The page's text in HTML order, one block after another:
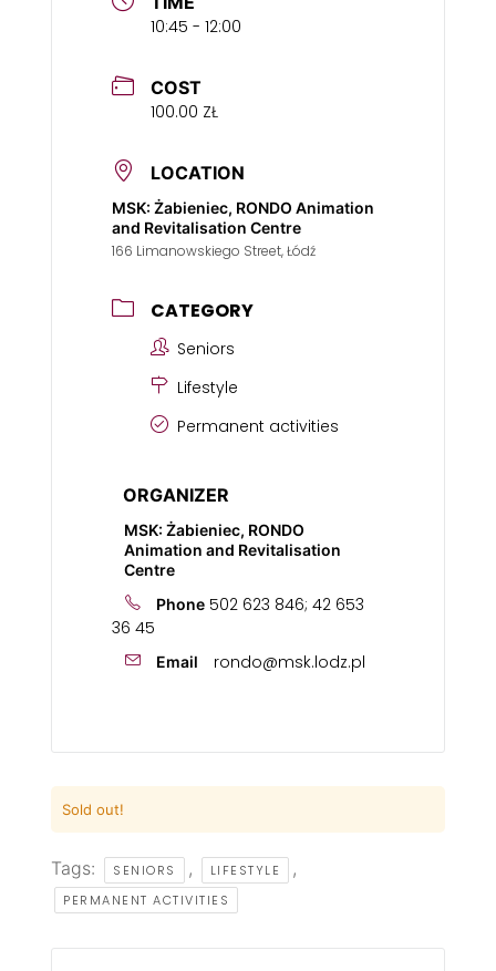
10:45 - 12:00
COST
100.00 ZŁ
LOCATION
MSK: Żabieniec, RONDO Animation
and Revitalisation Centre
166 Limanowskiego Street, Łódź
CATEGORY
Seniors
Lifestyle
Permanent activities
ORGANIZER
MSK: Żabieniec, RONDO
Animation and Revitalisation
Centre
Phone 502 623 846; 42 653
36 45
Email rondo@msk.lodz.pl
Sold out!
Tags: SENIORS , LIFESTYLE ,
PERMANENT ACTIVITIES